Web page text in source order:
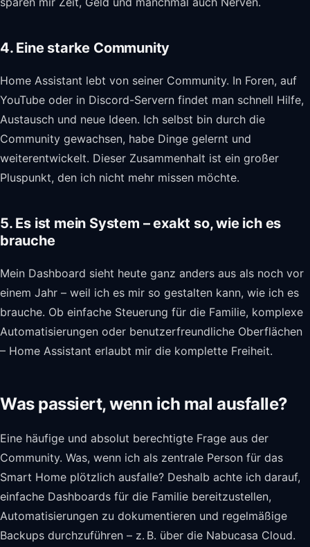
4. Eine starke Community
Home Assistant lebt von seiner Community. In Foren, auf
YouTube oder in Discord-Servern findet man schnell Hilfe,
Austausch und neue Ideen. Ich selbst bin durch die
Community gewachsen, habe Dinge gelernt und
weiterentwickelt. Dieser Zusammenhalt ist ein großer
Pluspunkt, den ich nicht mehr missen möchte.
5. Es ist mein System – exakt so, wie ich es
brauche
Mein Dashboard sieht heute ganz anders aus als noch vor
einem Jahr – weil ich es mir so gestalten kann, wie ich es
brauche. Ob einfache Steuerung für die Familie, komplexe
Automatisierungen oder benutzerfreundliche Oberflächen
– Home Assistant erlaubt mir die komplette Freiheit.
Was passiert, wenn ich mal ausfalle?
Eine häufige und absolut berechtigte Frage aus der
Community. Was, wenn ich als zentrale Person für das
Smart Home plötzlich ausfalle? Deshalb achte ich darauf,
einfache Dashboards für die Familie bereitzustellen,
Automatisierungen zu dokumentieren und regelmäßige
Backups durchzuführen – z. B. über die Nabucasa Cloud.